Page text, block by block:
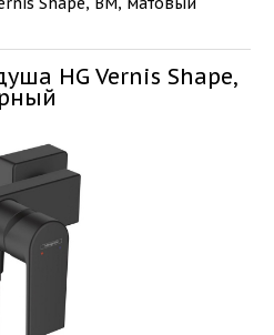
HG Vernis Shape,